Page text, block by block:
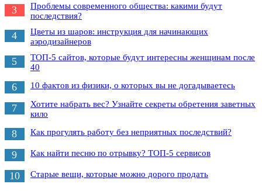
3
Проблемы современного общества: какими будут
последствия?
4
Цветы из шаров: инструкция для начинающих
аэродизайнеров
5
ТОП-5 сайтов, которые будут интересны женщинам после
40
6 10 фактов из физики, о которых вы не догадываетесь
7
Хотите набрать вес? Узнайте секреты обретения заветных
кило
8 Как прогулять работу без неприятных последствий?
9 Как найти песню по отрывку? ТОП-5 сервисов
10 Старые вещи, которые можно дорого продать